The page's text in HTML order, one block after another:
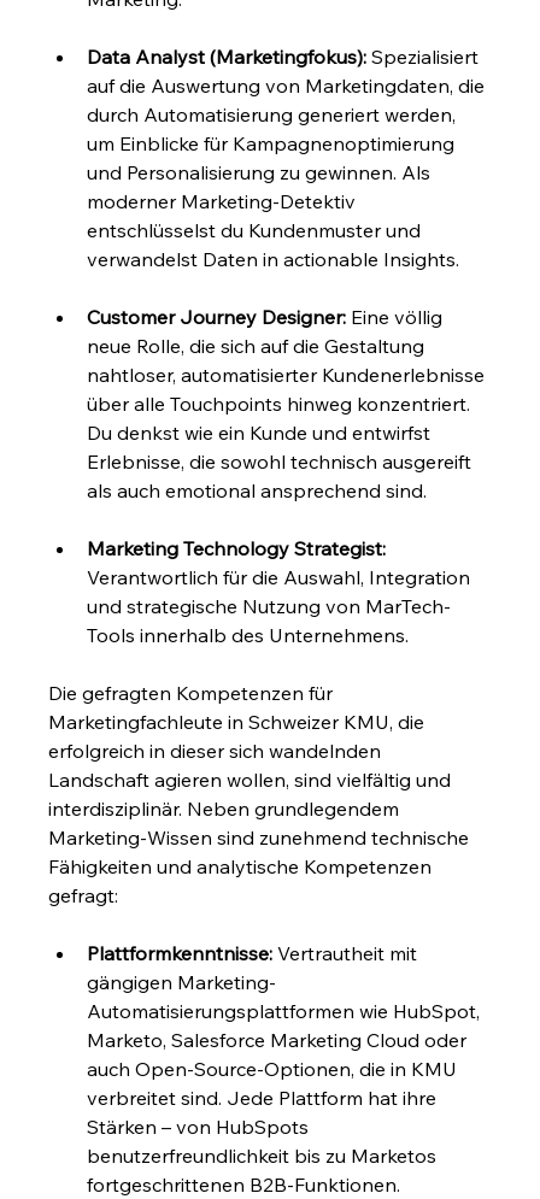
Data Analyst (Marketingfokus): Spezialisiert
auf die Auswertung von Marketingdaten, die
durch Automatisierung generiert werden,
um Einblicke für Kampagnenoptimierung
und Personalisierung zu gewinnen. Als
moderner Marketing-Detektiv
entschlüsselst du Kundenmuster und
verwandelst Daten in actionable Insights.
Customer Journey Designer: Eine völlig
neue Rolle, die sich auf die Gestaltung
nahtloser, automatisierter Kundenerlebnisse
über alle Touchpoints hinweg konzentriert.
Du denkst wie ein Kunde und entwirfst
Erlebnisse, die sowohl technisch ausgereift
als auch emotional ansprechend sind.
Marketing Technology Strategist:
Verantwortlich für die Auswahl, Integration
und strategische Nutzung von MarTech-
Tools innerhalb des Unternehmens.
Die gefragten Kompetenzen für
Marketingfachleute in Schweizer KMU, die
erfolgreich in dieser sich wandelnden
Landschaft agieren wollen, sind vielfältig und
interdisziplinär. Neben grundlegendem
Marketing-Wissen sind zunehmend technische
Fähigkeiten und analytische Kompetenzen
gefragt:
Plattformkenntnisse: Vertrautheit mit
gängigen Marketing-
Automatisierungsplattformen wie HubSpot,
Marketo, Salesforce Marketing Cloud oder
auch Open-Source-Optionen, die in KMU
verbreitet sind. Jede Plattform hat ihre
Stärken – von HubSpots
benutzerfreundlichkeit bis zu Marketos
fortgeschrittenen B2B-Funktionen.